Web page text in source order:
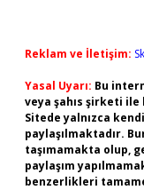
Reklam ve İletişim:
Yasal Uyarı: Bu
veya şahıs şirketi ile
Sitede yalnızca
paylaşılmaktadır.
taşımamakta olup,
paylaşım
benzerlikleri